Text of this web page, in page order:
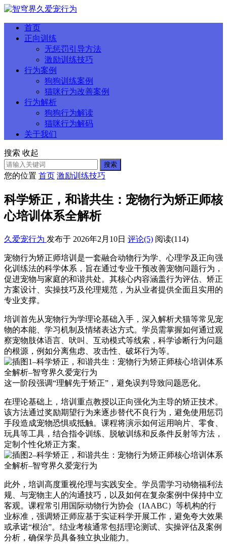
首页
正向训练
无惩罚引导方法
激励训练技巧
行为案例
狗狗训练案例
猫咪行为改善案例
行为解析
狗狗行为解读
猫咪行为解码
关于我们
搜索 收起
搜索
您的位置 首页 激励训练技巧
科学矫正，和谐共生：宠物行为矫正师核
心培训体系全解析
久爱宠行为 发布于 2026年2月10日 评论(5) 阅读(114)
宠物行为矫正师培训是一套融合动物行为学、心理学及正向强
化训练法的科学体系，旨在通过专业干预改善宠物问题行为，
促进宠物与家庭的和谐共处。其核心内容涵盖行为评估、矫正
方案设计、实操技巧及伦理规范，为从业者提供全面且实用的
专业支撑。
培训首先从宠物行为学理论基础入手，深入解析犬猫等常见宠
物的本能、学习机制及情绪表达方式。学员需掌握如何通过观
察宠物肢体语言、吠叫、互动模式等线索，科学诊断行为问题
的根源，例如分离焦虑、攻击性、破坏行为等。
这一阶段强调“理解先于矫正”，避免误判导致问题恶化。
在理论基础上，培训重点教授以正向强化为主导的矫正技术。
该方法通过奖励期望行为来逐步替代不良行为，避免使用惩罚
手段造成宠物恐惧或抵触。课程将演示如何运用响片、零食、
玩具等工具，结合指令训练、脱敏训练和反条件反射等方法，
定制个性化矫正方案。
此外，培训高度重视伦理与实践安全。学员需学习动物福利法
规、与宠物主人的沟通技巧，以及如何在复杂案例中保持中立
客观。课程常引用国际动物行为协会（IAABC）等机构的行
业标准，强调矫正师应基于实证科学开展工作，避免夸大效果
或承诺“根治”。结业考核通常包括理论测试、实操评估及案例
分析，确保学员具备独立执业能力。